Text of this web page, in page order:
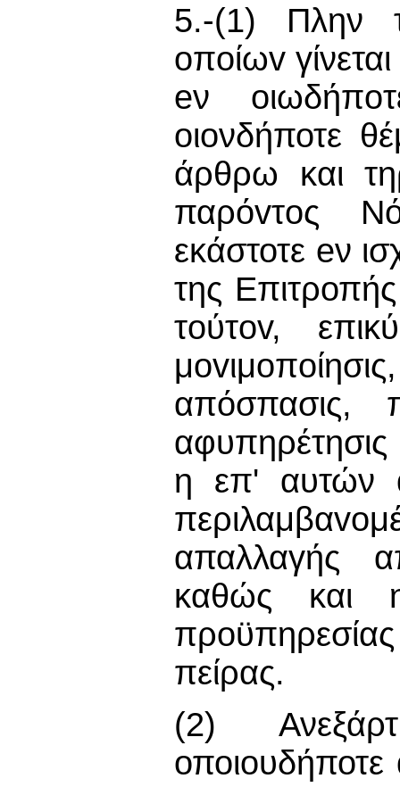
5.-(1) Πλην
oπoίωv
eν
οιονδήποτε
άρθρω και
παρόvτoς
εκάστοτε eν
της
τoύτov,
απόσπασις,
αφυπηρέτησις
η επ' αυτών
απαλλαγής
καθώς και η
πείρας.
(2)